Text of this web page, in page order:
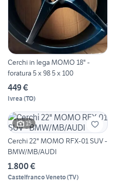
Cerchi in lega MOMO 18" -
foratura 5 x 98 5 x 100
449 €
Ivrea (TO)
15
Cerchi 22" MOMO RFX-01 SUV -
BMW/MB/AUDI
1.800 €
Castelfranco Veneto(TV)